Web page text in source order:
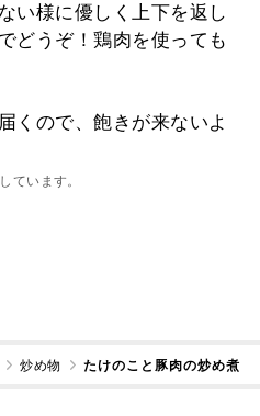
い様に優しく上下を返し
どうぞ！鶏肉を使っても
くので、飽きが来ないよ
ています。
炒め物 たけのこと豚肉の炒め煮